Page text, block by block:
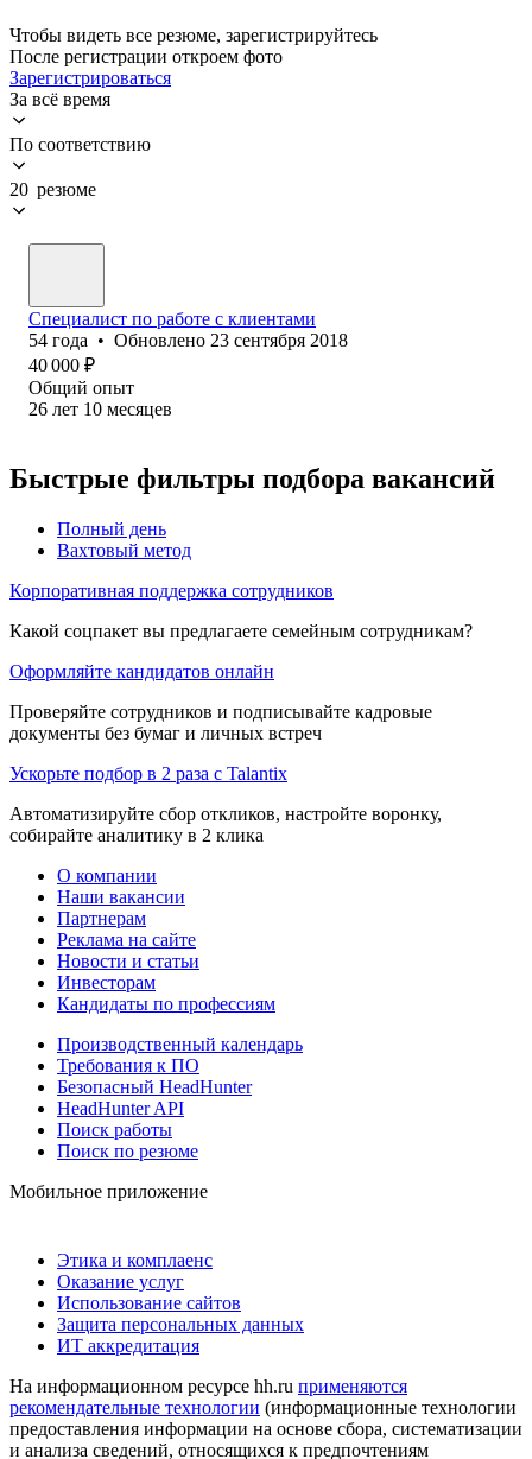
Чтобы видеть все резюме, зарегистрируйтесь
После регистрации откроем фото
Зарегистрироваться
За всё время
По соответствию
20 резюме
Специалист по работе с клиентами
54 года • Обновлено 23 сентября 2018
40 000 ₽
Общий опыт
26 лет 10 месяцев
Быстрые фильтры подбора вакансий
Полный день
Вахтовый метод
Корпоративная поддержка сотрудников
Какой соцпакет вы предлагаете семейным сотрудникам?
Оформляйте кандидатов онлайн
Проверяйте сотрудников и подписывайте кадровые
документы без бумаг и личных встреч
Ускорьте подбор в 2 раза с Talantix
Автоматизируйте сбор откликов, настройте воронку,
собирайте аналитику в 2 клика
О компании
Наши вакансии
Партнерам
Реклама на сайте
Новости и статьи
Инвесторам
Кандидаты по профессиям
Производственный календарь
Требования к ПО
Безопасный HeadHunter
HeadHunter API
Поиск работы
Поиск по резюме
Мобильное приложение
Этика и комплаенс
Оказание услуг
Использование сайтов
Защита персональных данных
ИТ аккредитация
На информационном ресурсе hh.ru применяются
рекомендательные технологии (информационные технологии
предоставления информации на основе сбора, систематизации
и анализа сведений, относящихся к предпочтениям